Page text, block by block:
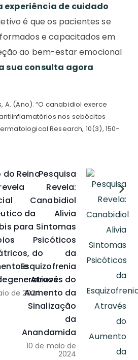
experiência de cuidado
é que os pacientes se
e capacitados em
ao bem-estar emocional
sua consulta agora
A. (Ano). “O canabidiol exerce
nos sebócitos
Research, 10(3), 150-
do Reino
da
para
do
e
de 2024
Pesquisa
Revela:
Canabidiol
Alivia
Sintomas
Psicóticos
da
Esquizofrenia
Através do
Aumento da
Sinalização
da
Anandamida
10 de maio de
2024